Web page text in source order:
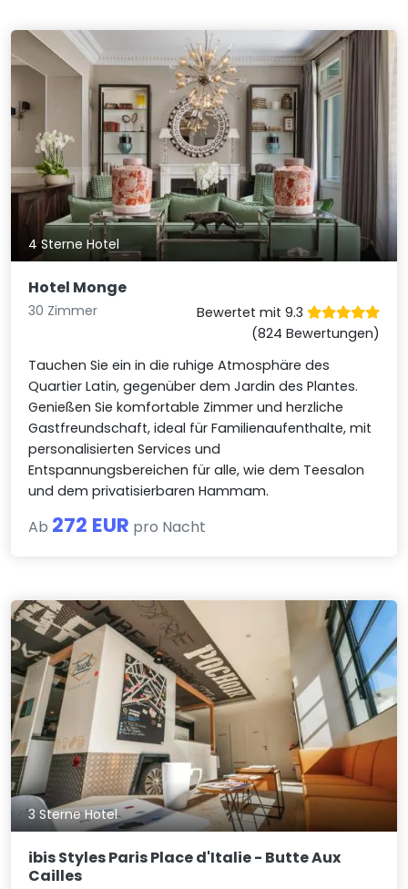
4 Sterne Hotel
Hotel Monge
30 Zimmer
Bewertet mit 9.3
(824 Bewertungen)
Tauchen Sie ein in die ruhige Atmosphäre des
Quartier Latin, gegenüber dem Jardin des Plantes.
Genießen Sie komfortable Zimmer und herzliche
Gastfreundschaft, ideal für Familienaufenthalte, mit
personalisierten Services und
Entspannungsbereichen für alle, wie dem Teesalon
und dem privatisierbaren Hammam.
Ab 272 EUR pro Nacht
3 Sterne Hotel
ibis Styles Paris Place d'Italie - Butte Aux
Cailles